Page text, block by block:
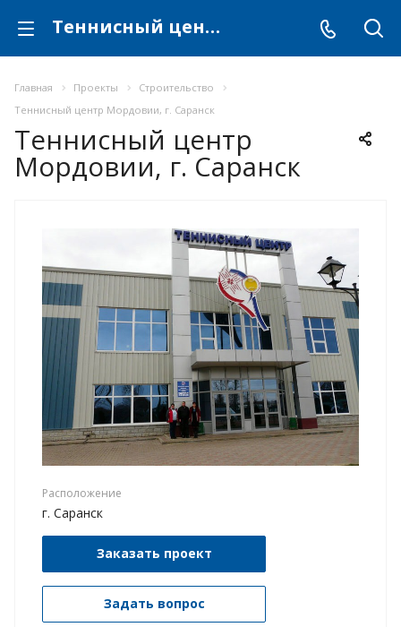
Теннисный центр Мордовии, г. Саранск
Главная Проекты
Строительство
Теннисный центр Мордовии, г. Саранск
Теннисный центр
Мордовии, г. Саранск
Расположение
г. Саранск
Заказать проект
Задать вопрос